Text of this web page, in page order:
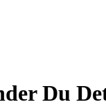
Du